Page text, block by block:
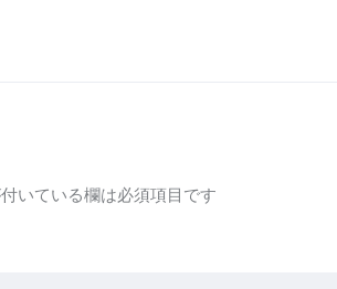
いている欄は必須項目です